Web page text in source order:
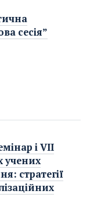
сесія”
і VІI
учених
стратегії